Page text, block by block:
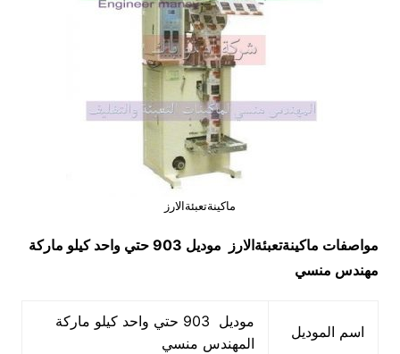
ماكينةتعبئةالارز
مواصفات ماكينةتعبئةالارز
موديل 903 حتي واحد كيلو ماركة
مهندس منسي
اسم الموديل
موديل 903 حتي واحد كيلو ماركة
المهندس منسي